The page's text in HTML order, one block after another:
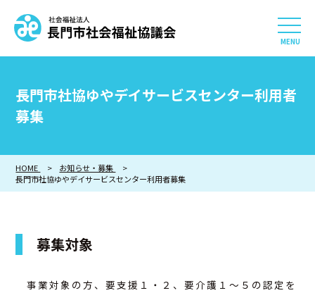
社会福祉法人 長門市社
相談したい
知りたい
長門市社協ゆやデイサービスセンター利用者
募集
HOME
お知らせ・募集
長門市社協ゆやデイサービスセンター利用者募集
募集対象
事業対象の方、要支援１・２、要介護１～５の認定を